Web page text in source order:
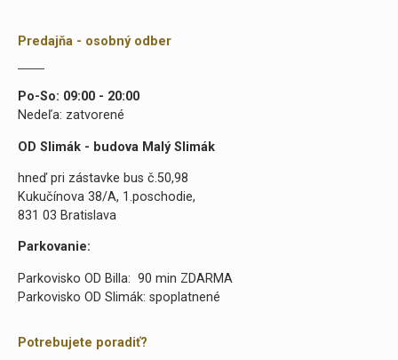
Predajňa - osobný odber
Po-So: 09:00 - 20:00
Nedeľa: zatvorené
OD Slimák - budova Malý Slimák
hneď pri zástavke bus č.50,98
Kukučínova 38/A, 1.poschodie,
831 03 Bratislava
Parkovanie:
Parkovisko OD Billa: 90 min ZDARMA
Parkovisko OD Slimák: spoplatnené
Potrebujete poradiť?